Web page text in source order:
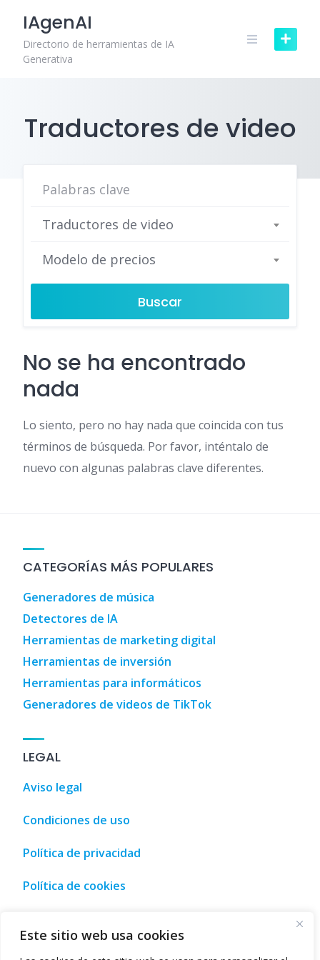
Este sitio web usa cookies
content
IAgenAI
Directorio de herramientas de IA
Generativa
Traductores de video
Traductores de video
Modelo de precios
Buscar
No se ha encontrado
nada
Lo siento, pero no hay nada que coincida con tus
términos de búsqueda. Por favor, inténtalo de
nuevo con algunas palabras clave diferentes.
CATEGORÍAS MÁS POPULARES
Generadores de música
Detectores de IA
Herramientas de marketing digital
Herramientas de inversión
Herramientas para informáticos
Generadores de videos de TikTok
LEGAL
Aviso legal
Condiciones de uso
Política de privacidad
Política de cookies
3D Designs 3D Home Design 3D House Design,